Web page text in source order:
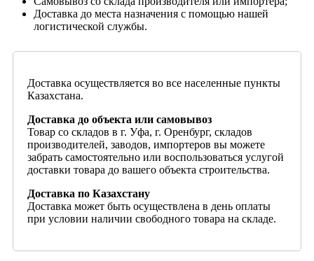
Доставка до места назначения с помощью нашей
логистической службы.
Доставка осуществляется во все населенные пункты
Казахстана.
Доставка до объекта или самовывоз
Товар со складов в г. Уфа, г. Оренбург, складов
производителей, заводов, импортеров вы можете
забрать самостоятельно или воспользоваться услугой
доставки товара до вашего объекта строительства.
Доставка по Казахстану
Доставка может быть осуществлена в день оплаты
при условии наличии свободного товара на складе.